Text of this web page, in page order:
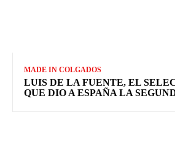
MADE IN COLGADOS
LUIS DE LA FUENTE, EL
QUE DIO A ESPAÑA LA